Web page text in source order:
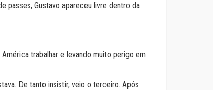
passes, Gustavo apareceu livre dentro da
trabalhar e levando muito perigo em
De tanto insistir, veio o terceiro. Após